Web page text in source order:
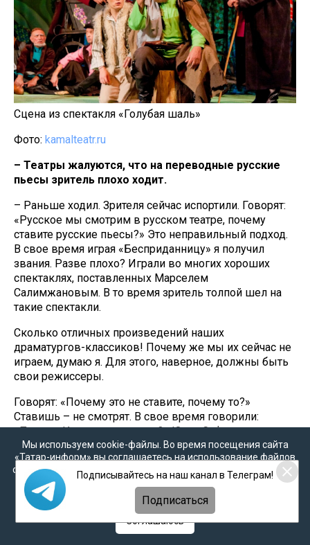
Сцена из спектакля «Голубая шаль»
Фото: kamalteatr.ru
– Театры жалуются, что на переводные русские
пьесы зритель плохо ходит.
– Раньше ходил. Зрителя сейчас испортили. Говорят:
«Русское мы смотрим в русском театре, почему
ставите русские пьесы?» Это неправильный подход.
В свое время играя «Бесприданницу» я получил
звания. Разве плохо? Играли во многих хороших
спектаклях, поставленных Марселем
Салимжановым. В то время зритель толпой шел на
такие спектакли.
Сколько отличных произведений наших
драматургов-классиков! Почему же мы их сейчас не
играем, думаю я. Для этого, наверное, должны быть
свои режиссеры.
Говорят: «Почему это не ставите, почему то?»
Ставишь – не смотрят. В свое время говорили:
«Почему Идегея не ставите?» Юнус Сафиуллин
написал пьесу, Марсель Салимзянов поставил. Я
играл Идегея. Но зритель ходил плохо. Неплохой это
был спектакль... сильный был.. но люди же не ходили.
– Что же с этим зрителем делать?
– Не знаю. Не совсем понятны им эти спектакли? Не
Мы используем cookie-файлы. Во время посещения сайта
«Татар-информ» вы соглашаетесь на использование файлов
cookie в соответствии с настоящим уведомлением, согласием
наобработку персональных данных,Политикой о
персональных данных
Политикой конфиденциальности
Соглашаюсь
Подписывайтесь на наш канал в Телеграм!
Подписаться